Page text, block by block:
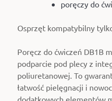
poręczy do
Osprzęt kompatybilny
Poręcz do ćwiczeń DB1B
podparcie pod plecy z
poliuretanowej. To
łatwość pielęgnacji i
dodatkowych elementów